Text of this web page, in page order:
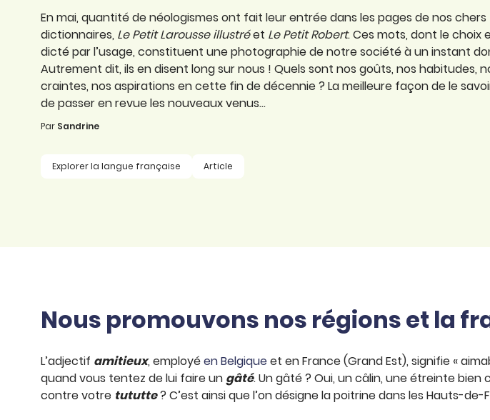
Certifier ses compétences
Évaluer le niveau de ses
salariés
Accompagner ses
salariés
Explorer la langue
française
Découvrir nos
En mai, quantité de néologismes ont fait leur entrée dans les pages de nos chers
dictionnaires, Le Petit Larousse illustréet Le Petit Robert. Ces mots, dont le choix
dicté par l’usage, constituent une photographie de notre société à un instant
Autrement dit, ils en disent long sur nous ! Quels sont nos goûts, nos habitudes,
craintes, nos aspirations en cette fin de décennie ? La meilleure façon de le
de passer en revue les nouveaux venus...
Par Sandrine
Explorer la langue française Article
Nous promouvons nos régions et la
L’adjectif amitieux, employéen Belgiqueet en France (Grand Est), signifie «
quand vous tentez de lui faire un gâté. Un gâté ? Oui, un câlin, une étreinte
contre votre tututte? C’est ainsi que l’on désigne la poitrine dans les Hauts-de-